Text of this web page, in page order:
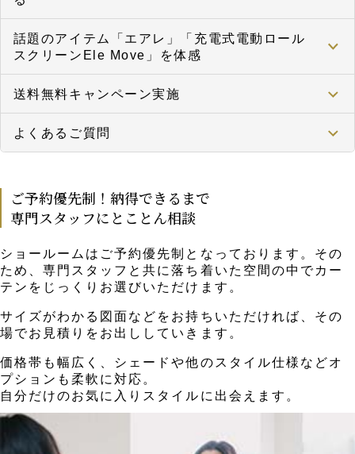
話題のアイテム「エアレ」「充電式電動ロール
スクリーンEle Move」を体感
送料無料キャンペーン実施
よくあるご質問
ご予約優先制！納得できるまで
専門スタッフにとことん相談
ショールームはご予約優先制となっております。その
ため、専門スタッフと共に落ち着いた空間の中でカー
テンをじっくりお選びいただけます。
サイズがわかる図面などをお持ちいただければ、その
場でお見積りをお出ししていきます。
価格帯も幅広く、シェードや他のスタイル仕様などオ
プションも柔軟に対応。
自分だけのお気に入りスタイルに出会えます。